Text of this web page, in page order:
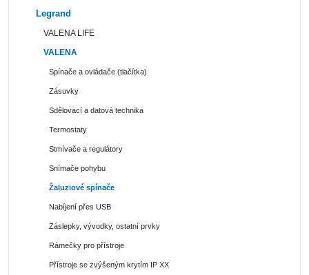
Legrand
VALENA LIFE
VALENA
Spínače a ovládače (tlačítka)
Zásuvky
Sdělovací a datová technika
Termostaty
Stmívače a regulátory
Snímače pohybu
Žaluziové spínače
Nabíjení přes USB
Záslepky, vývodky, ostatní prvky
Rámečky pro přístroje
Přístroje se zvýšeným krytím IP XX